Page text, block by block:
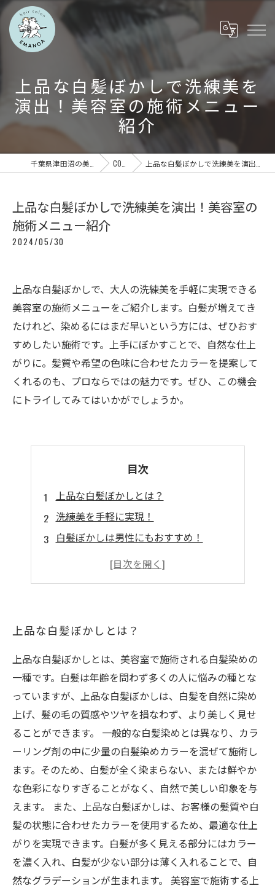
上品な白髪ぼかしで洗練美を
演出！美容室の施術メニュー
紹介
COLUMN 上品な白髪ぼかしで洗練美を演出！美容室の施術メニュー紹介
上品な白髪ぼかしで洗練美を演出！美容室の
施術メニュー紹介
2024/05/30
上品な白髪ぼかしで、大人の洗練美を手軽に実現できる
美容室の施術メニューをご紹介します。白髪が増えてき
たけれど、染めるにはまだ早いという方には、ぜひおす
すめしたい施術です。上手にぼかすことで、自然な仕上
がりに。髪質や希望の色味に合わせたカラーを提案して
くれるのも、プロならではの魅力です。ぜひ、この機会
にトライしてみてはいかがでしょうか。
目次
上品な白髪ぼかしとは？
洗練美を手軽に実現！
白髪ぼかしは男性にもおすすめ！
白髪ぼかしのアフターケアにも注目！
上品な白髪ぼかしとは？
上品な白髪ぼかしとは、美容室で施術される白髪染めの
一種です。白髪は年齢を問わず多くの人に悩みの種とな
っていますが、上品な白髪ぼかしは、白髪を自然に染め
上げ、髪の毛の質感やツヤを損なわず、より美しく見せ
ることができます。 一般的な白髪染めとは異なり、カラ
ーリング剤の中に少量の白髪染めカラーを混ぜて施術し
ます。そのため、白髪が全く染まらない、または鮮やか
な色彩になりすぎることがなく、自然で美しい印象を与
えます。 また、上品な白髪ぼかしは、お客様の髪質や白
髪の状態に合わせたカラーを使用するため、最適な仕上
がりを実現できます。白髪が多く見える部分にはカラー
を濃く入れ、白髪が少ない部分は薄く入れることで、自
然なグラデーションが生まれます。 美容室で施術する上